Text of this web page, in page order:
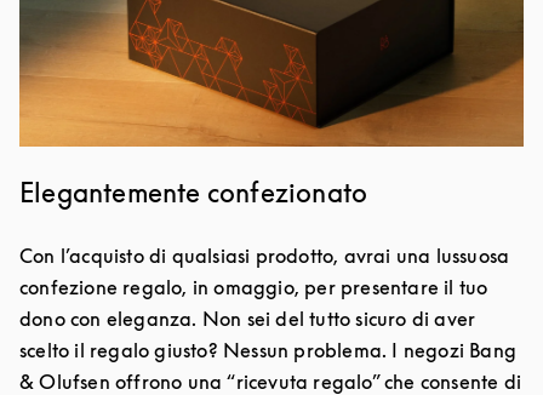
Elegantemente confezionato
Con l’acquisto di qualsiasi prodotto, avrai una lussuosa
confezione regalo, in omaggio, per presentare il tuo
dono con eleganza. Non sei del tutto sicuro di aver
scelto il regalo giusto? Nessun problema. I negozi Bang
& Olufsen offrono una “ricevuta regalo” che consente di